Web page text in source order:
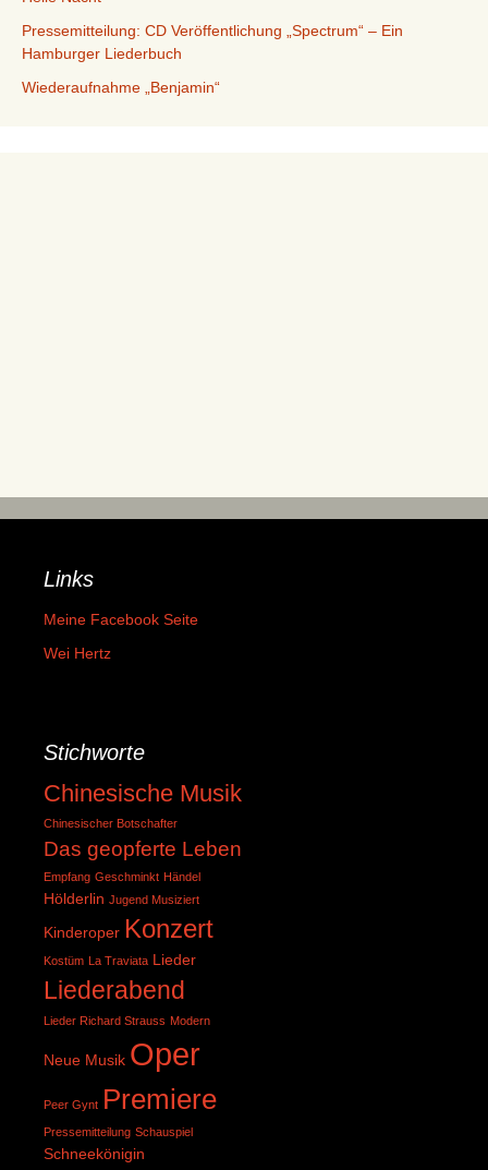
Pressemitteilung: CD Veröffentlichung „Spectrum“ – Ein
Hamburger Liederbuch
Wiederaufnahme „Benjamin“
Links
Meine Facebook Seite
Wei Hertz
Stichworte
Chinesische Musik
Chinesischer Botschafter
Das geopferte Leben
Empfang Geschminkt Händel
Hölderlin Jugend Musiziert
Kinderoper Konzert
Kostüm La Traviata Lieder
Liederabend
Lieder Richard Strauss Modern
Neue Musik Oper
Peer Gynt Premiere
Pressemitteilung Schauspiel
Schneekönigin